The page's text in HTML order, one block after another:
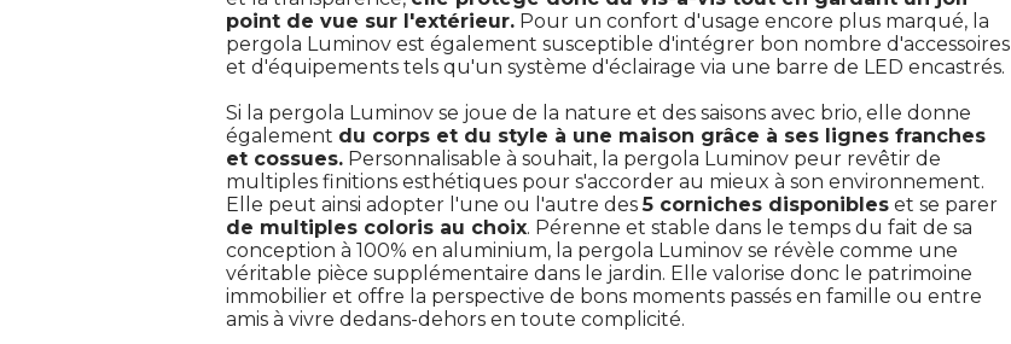
point de vue sur l'extérieur. Pour un confort d'usage encore plus marqué, la
pergola Luminov est également susceptible d'intégrer bon nombre d'accessoires
et d'équipements tels qu'un système d'éclairage via une barre de LED encastrés.
Si la pergola Luminov se joue de la nature et des saisons avec brio, elle donne
également du corps et du style à une maison grâce à ses lignes franches
et cossues. Personnalisable à souhait, la pergola Luminov peur revêtir de
multiples finitions esthétiques pour s'accorder au mieux à son environnement.
Elle peut ainsi adopter l'une ou l'autre des5 corniches disponibles et se parer
de multiples coloris au choix. Pérenne et stable dans le temps du fait de sa
conception à 100% en aluminium, la pergola Luminov se révèle comme une
véritable pièce supplémentaire dans le jardin. Elle valorise donc le patrimoine
immobilier et offre la perspective de bons moments passés en famille ou entre
amis à vivre dedans-dehors en toute complicité.